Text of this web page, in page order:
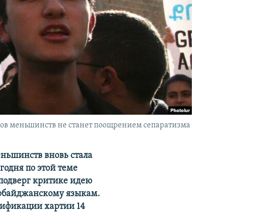
меньшинств не станет поощрением сепаратизма
вновь стала
по этой теме
критике идею
языкам.
хартии 14